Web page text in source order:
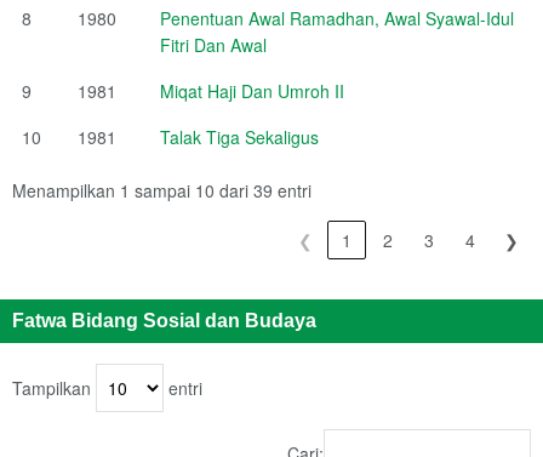
8
1980
Penentuan Awal Ramadhan, Awal Syawal-Idul
Fitri Dan Awal
9
1981
Miqat Haji Dan Umroh II
10
1981 Talak Tiga Sekaligus
Menampilkan 1 sampai 10 dari 39 entri
❮ 1 2 3 4 ❯
Fatwa Bidang Sosial dan Budaya
Tampilkan entri